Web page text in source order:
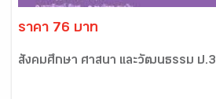
ราคา 76 บาท
สังคมศึกษา ศาสนา และวัฒนธรรม ป.3